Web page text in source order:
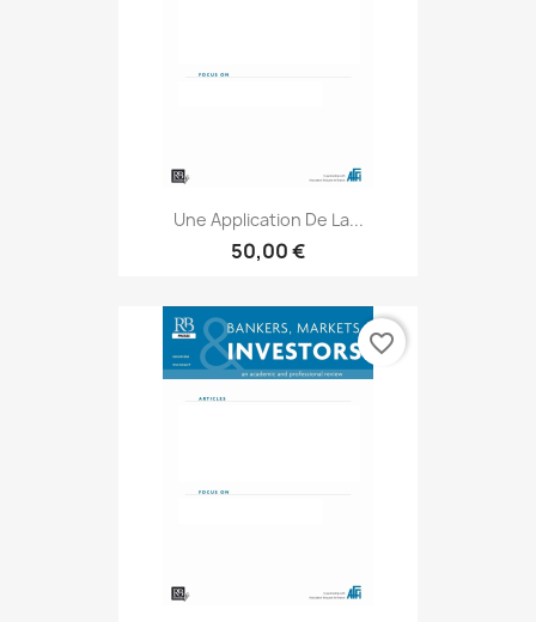
Une Application De La...
50,00 €
favorite_border